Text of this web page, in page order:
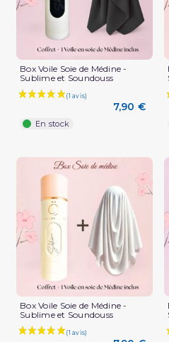
Box Voile Soie de Médine -
Sublime et Soundouss
7,90 €
En stock
Box Voile Soie de Médine -
Sublime et Soundouss